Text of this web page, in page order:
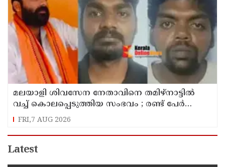
മലയാളി ശിവസേന നേതാവിനെ തമിഴ്നാട്ടിൽ
വച്ച് കൊലപ്പെടുത്തിയ സംഭവം ; രണ്ട് പേർ
പിടിയിൽ
FRI,7 AUG 2026
Latest